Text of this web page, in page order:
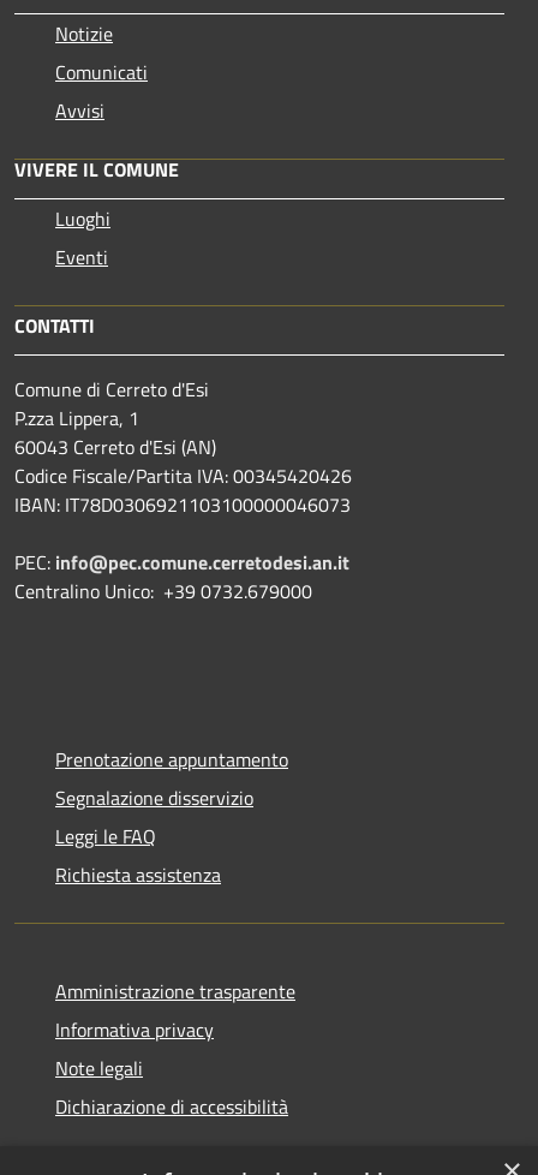
Notizie
Comunicati
Avvisi
VIVERE IL COMUNE
Luoghi
Eventi
CONTATTI
Comune di Cerreto d'Esi
P.zza Lippera, 1
60043 Cerreto d'Esi (AN)
Codice Fiscale/Partita IVA: 00345420426
IBAN: IT78D0306921103100000046073
PEC: info@pec.comune.cerretodesi.an.it
Centralino Unico: +39 0732.679000
Prenotazione appuntamento
Segnalazione disservizio
Leggi le FAQ
Richiesta assistenza
Amministrazione trasparente
Informativa privacy
Note legali
Dichiarazione di accessibilità